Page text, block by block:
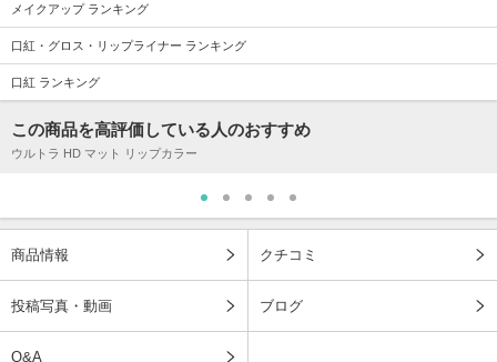
メイクアップ ランキング
口紅・グロス・リップライナー ランキング
口紅 ランキング
この商品を高評価している人のおすすめ
ウルトラ HD マット リップカラー
商品情報 クチコミ
投稿写真・動画 ブログ
Q&A